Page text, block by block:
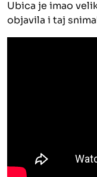
Ubica je imao
objavila i taj